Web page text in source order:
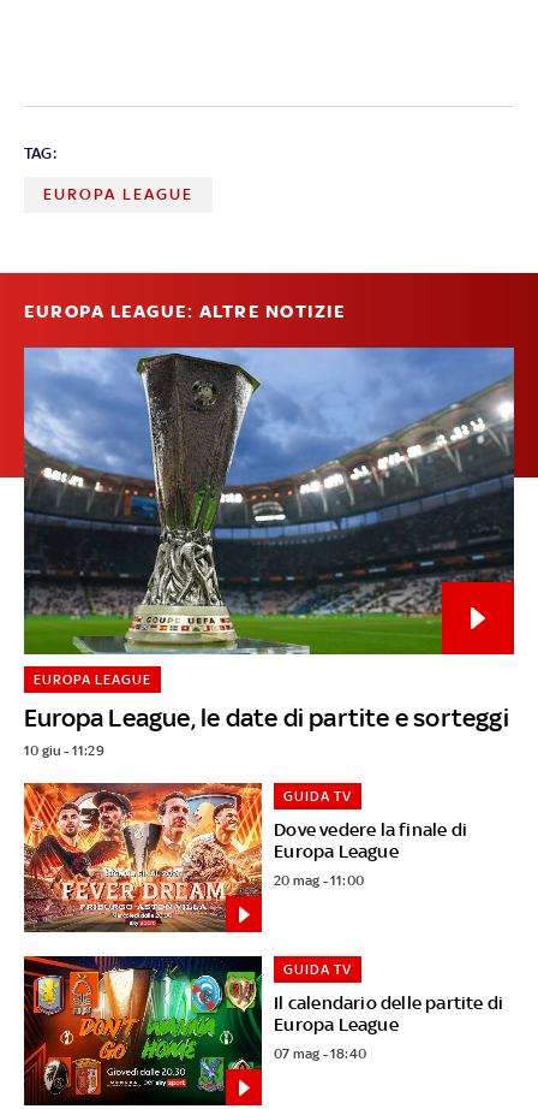
TAG:
EUROPA LEAGUE
EUROPA LEAGUE: ALTRE NOTIZIE
Europa League, le date di partite e sorteggi
EUROPA LEAGUE
10 giu - 11:29
Dove vedere la finale di
Europa League
GUIDA TV
20 mag - 11:00
Il calendario delle partite di
Europa League
GUIDA TV
07 mag - 18:40